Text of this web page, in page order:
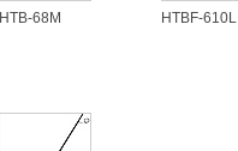
HTB-68M HTBF-610L